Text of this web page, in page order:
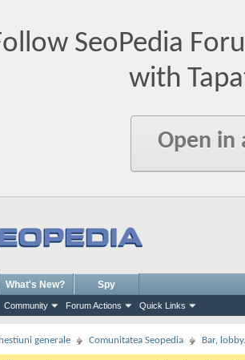
SeoPedia
with
Open in
Community Forum Actions Quick Links
What's New? Spy
generale Comunitatea Seopedia Bar,